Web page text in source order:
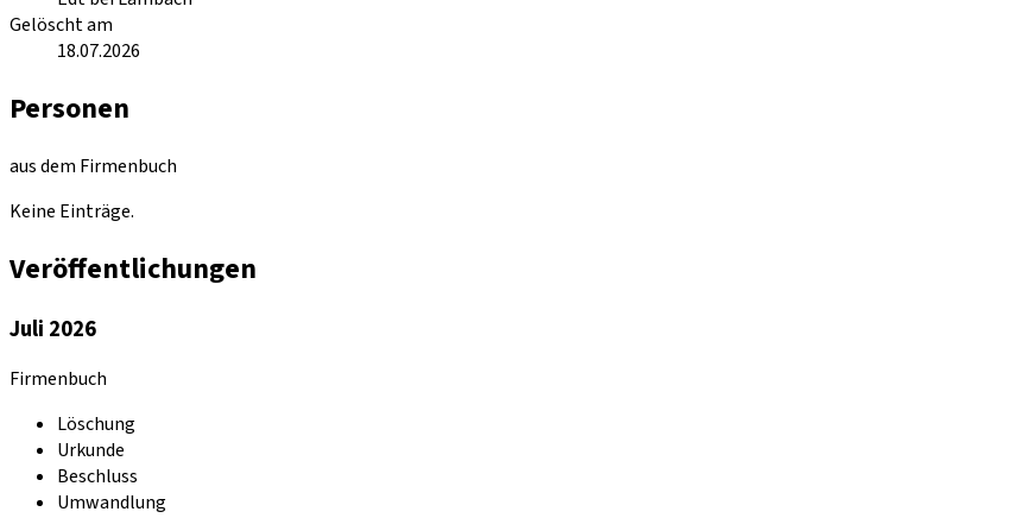
Gelöscht am
18.07.2026
Personen
aus dem Firmenbuch
Keine Einträge.
Veröffentlichungen
Juli 2026
Firmenbuch
Löschung
Urkunde
Beschluss
Umwandlung